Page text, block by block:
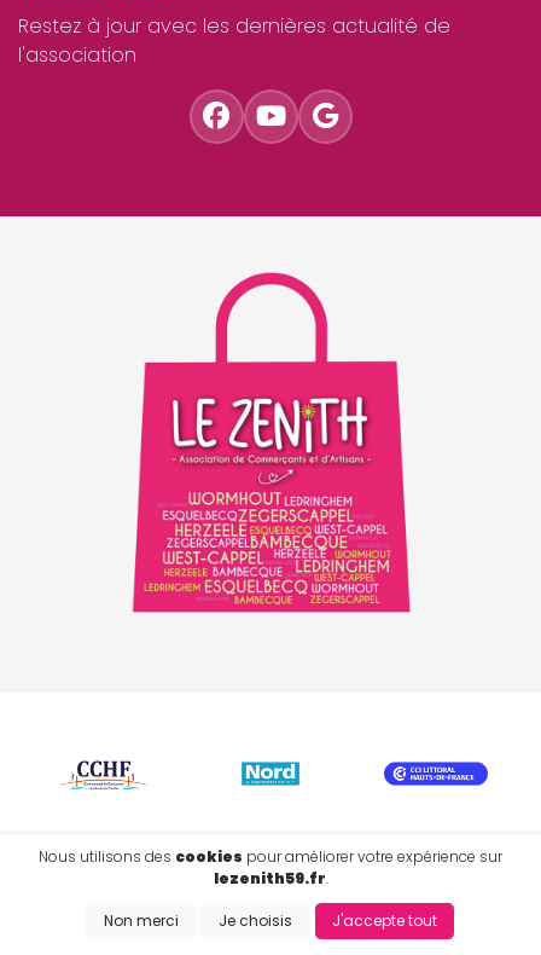
Restez à jour avec les dernières actualité de
l'association
|Politique de confidentialité
- Réalisé parEMIPROD
Nous utilisons des cookies pour améliorer votre expérience sur
lezenith59.fr.
Non merci Je choisis J'accepte tout